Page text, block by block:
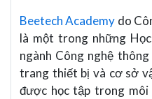
Beetech Academy do
là một trong những
ngành Công nghệ
trang thiết bị và cơ sở
được học tập trong môi